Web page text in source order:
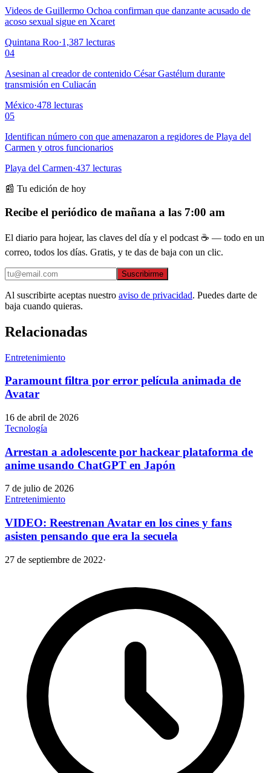
Videos de Guillermo Ochoa confirman que danzante acusado de
acoso sexual sigue en Xcaret
Quintana Roo·1,387 lecturas
04
Asesinan al creador de contenido César Gastélum durante
transmisión en Culiacán
México·478 lecturas
05
Identifican número con que amenazaron a regidores de Playa del
Carmen y otros funcionarios
Playa del Carmen·437 lecturas
📰 Tu edición de hoy
Recibe el periódico de mañana a las 7:00 am
El diario para hojear, las claves del día y el podcast ☕ — todo en un
correo, todos los días. Gratis, y te das de baja con un clic.
Suscribirme
Al suscribirte aceptas nuestro aviso de privacidad. Puedes darte de
baja cuando quieras.
Relacionadas
Entretenimiento
Paramount filtra por error película animada de
Avatar
16 de abril de 2026
Tecnología
Arrestan a adolescente por hackear plataforma de
anime usando ChatGPT en Japón
7 de julio de 2026
Entretenimiento
VIDEO: Reestrenan Avatar en los cines y fans
asisten pensando que era la secuela
27 de septiembre de 2022·